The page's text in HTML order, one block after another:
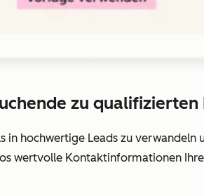
zu qualifizierten
hochwertige Leads zu verwandeln
wertvolle Kontaktinformationen